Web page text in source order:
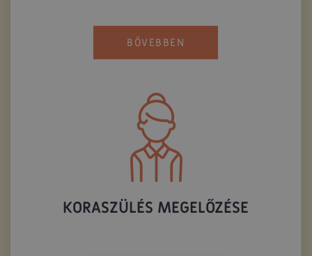
BŐVEBBEN
KORASZÜLÉS MEGELŐZÉSE